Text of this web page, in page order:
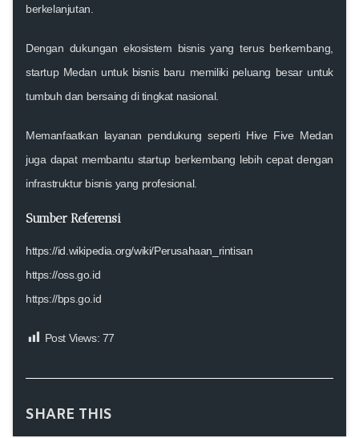
berkelanjutan.
Dengan dukungan ekosistem bisnis yang terus berkembang,
startup Medan untuk bisnis baru memiliki peluang besar untuk
tumbuh dan bersaing di tingkat nasional.
Memanfaatkan layanan pendukung seperti Hive Five Medan
juga dapat membantu startup berkembang lebih cepat dengan
infrastruktur bisnis yang profesional.
Sumber Referensi
https://id.wikipedia.org/wiki/Perusahaan_rintisan
https://oss.go.id
https://bps.go.id
Post Views: 77
SHARE THIS